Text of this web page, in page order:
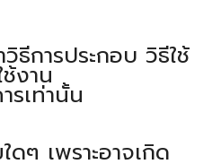
ธีการประกอบ วิธีใช้
งาน
รเท่านั้น
ๆ เพราะอาจเกิด